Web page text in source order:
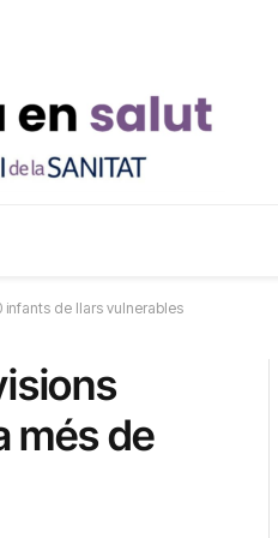
infants de llars vulnerables
més de